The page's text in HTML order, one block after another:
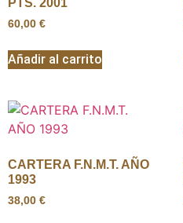
60,00 €
Añadir al carrito
CARTERA F.N.M.T. AÑO
1993
38,00 €